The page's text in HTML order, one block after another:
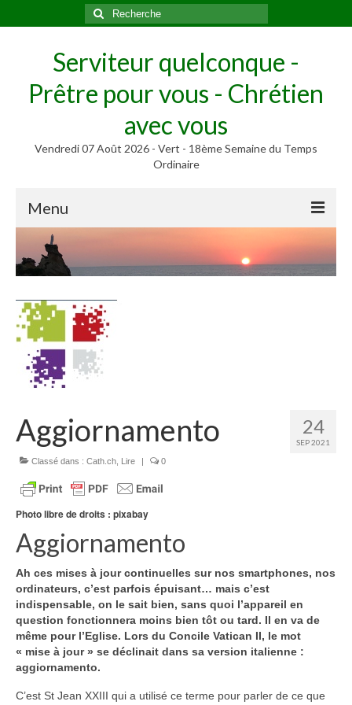
Rechercher
:
Serviteur quelconque -
Prêtre pour vous - Chrétien
avec vous
Vendredi 07 Août 2026 - Vert - 18ème Semaine du Temps
Ordinaire
Menu
Méditer
Homélies, Poèmes
Poèmes
Homélies
Homélies de Mariages
Mon témoignage
Podcast
Lire
Livres
Grandir : rubrique Cliquer
Cath.ch
Echo Magazine – Trait Libre
Echo Magazine – Evangile
Echo Magazine – Une Question
24
SEP 2021
Aggiornamento
Classé dans : Cath.ch Lire | 0
Photo libre de droits : pixabay
Aggiornamento
Ah ces mises à jour continuelles sur nos smartphones, nos
ordinateurs, c’est parfois épuisant… mais c’est
indispensable, on le sait bien, sans quoi l’appareil en
question fonctionnera moins bien tôt ou tard. Il en va de
même pour l’Eglise. Lors du Concile Vatican II, le mot
« mise à jour » se déclinait dans sa version italienne :
aggiornamento.
C’est St Jean XXIII qui a utilisé ce terme pour parler de ce que